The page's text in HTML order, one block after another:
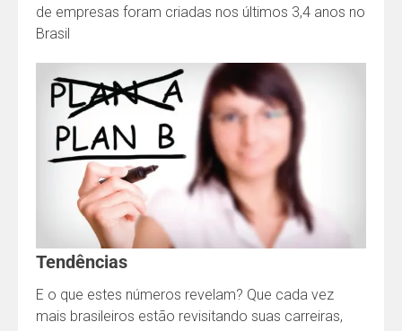
de empresas foram criadas nos últimos 3,4 anos no
Brasil
Tendências
E o que estes números revelam? Que cada vez
mais brasileiros estão revisitando suas carreiras,